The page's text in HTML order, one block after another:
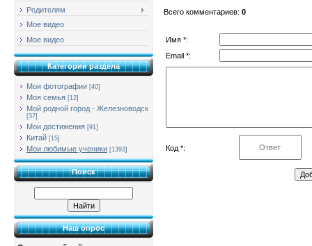
Родителям
Мое видео
Мое видео
Категории раздела
Мои фотографии [40]
Моя семья [12]
Мой родной город - Железноводск
[37]
Мои достижения [91]
Китай [15]
Мои любимые ученики [1393]
Поиск
Наш опрос
Всего комментариев: 0
Имя *:
Email *:
Код *: